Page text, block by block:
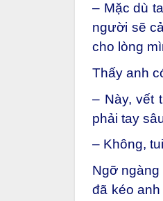
– Mặc dù
người sẽ
cho lòng
Thấy anh
– Này, vết
phải tay
– Không,
Ngỡ
đã kéo